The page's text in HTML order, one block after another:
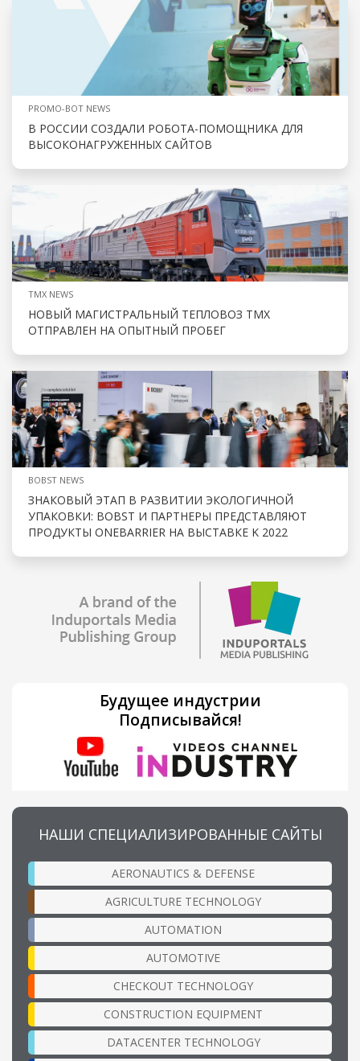
PROMO-BOT NEWS
В РОССИИ СОЗДАЛИ РОБОТА-ПОМОЩНИКА ДЛЯ
ВЫСОКОНАГРУЖЕННЫХ САЙТОВ
TMX NEWS
НОВЫЙ МАГИСТРАЛЬНЫЙ ТЕПЛОВОЗ ТМХ
ОТПРАВЛЕН НА ОПЫТНЫЙ ПРОБЕГ
BOBST NEWS
ЗНАКОВЫЙ ЭТАП В РАЗВИТИИ ЭКОЛОГИЧНОЙ
УПАКОВКИ: BOBST И ПАРТНЕРЫ ПРЕДСТАВЛЯЮТ
ПРОДУКТЫ ONEBARRIER НА ВЫСТАВКЕ K 2022
Будущее индустрии
Подписывайся!
НАШИ СПЕЦИАЛИЗИРОВАННЫЕ САЙТЫ
AERONAUTICS & DEFENSE
AGRICULTURE TECHNOLOGY
AUTOMATION
AUTOMOTIVE
CHECKOUT TECHNOLOGY
CONSTRUCTION EQUIPMENT
DATACENTER TECHNOLOGY